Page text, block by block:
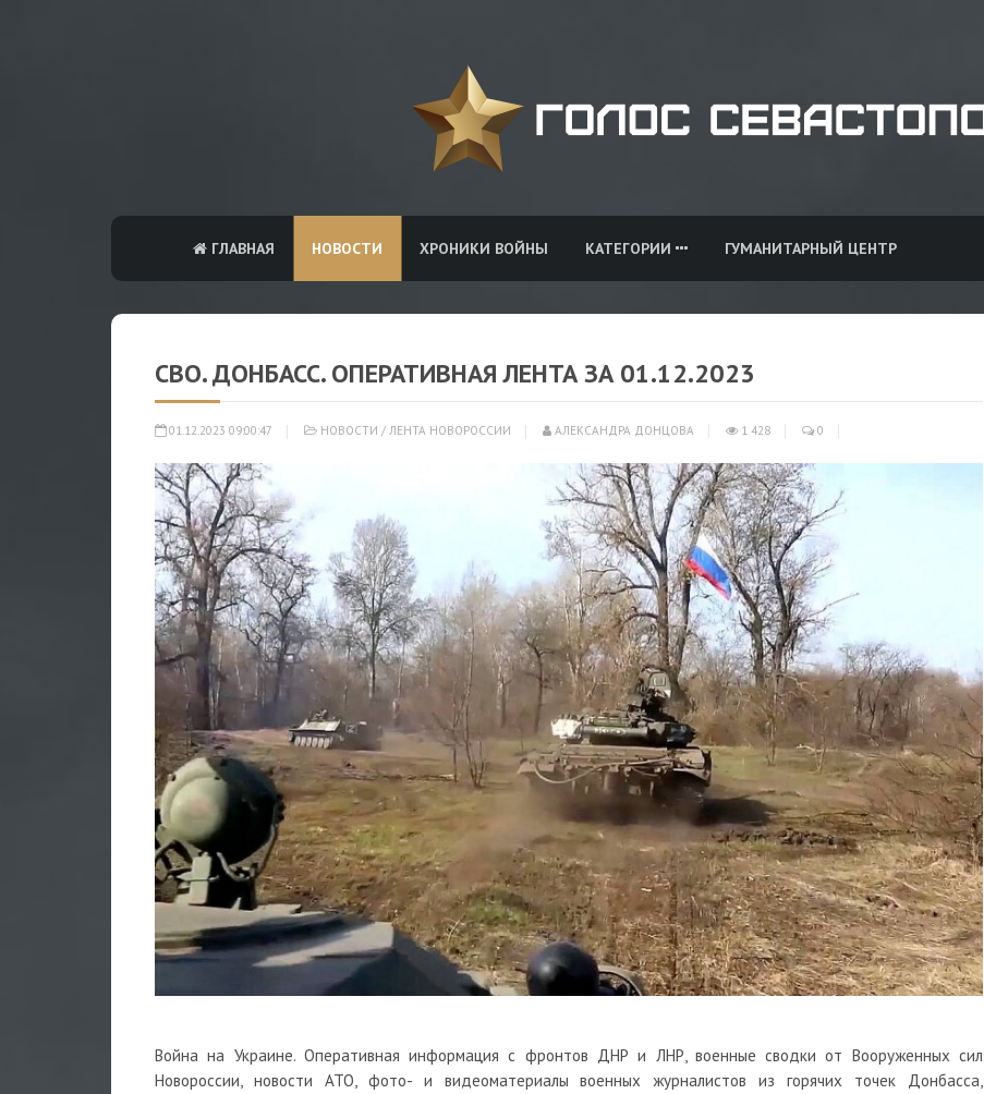
ГЛАВНАЯ НОВОСТИ ХРОНИКИ ВОЙНЫ КАТЕГОРИИ ГУМАНИТАРНЫЙ ЦЕНТР
СВО. ДОНБАСС. ОПЕРАТИВНАЯ ЛЕНТА ЗА 01.12.2023
01.12.2023 09:00:47 НОВОСТИ / ЛЕНТА НОВОРОССИИ АЛЕКСАНДРА ДОНЦОВА 1 428 0
Война на Украине. Оперативная информация с фронтов ДНР и ЛНР, военные сводки от Вооруженных сил
Новороссии, новости АТО, фото- и видеоматериалы военных журналистов из горячих точек Донбасса,